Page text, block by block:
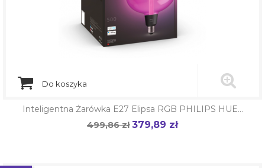
Do koszyka
Inteligentna Żarówka E27 Elipsa RGB PHILIPS HUE...
Cena
499,86 zł Cena
379,89 zł